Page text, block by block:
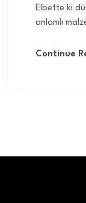
Elbette ki
anlamlı
Continue